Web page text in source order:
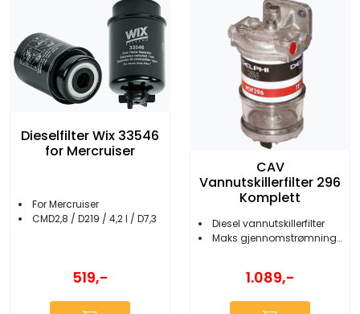
Dieselfilter Wix 33546
for Mercruiser
For Mercruiser
CMD2,8 / D219 / 4,2 l / D7,3
519,-
CAV
Vannutskillerfilter 296
Komplett
Diesel vannutskillerfilter
Maks gjennomstrømning 45 l/t
1.089,-